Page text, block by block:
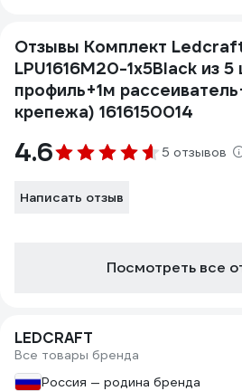
Отзывы Комплект
LPU1616M20-1x5Black из
профиль+1м
крепежа) 1616150014
4.6 5 отзывов
Написать отзыв
Посмотреть все
LEDCRAFT
Все товары бренда
Россия — родина бренда